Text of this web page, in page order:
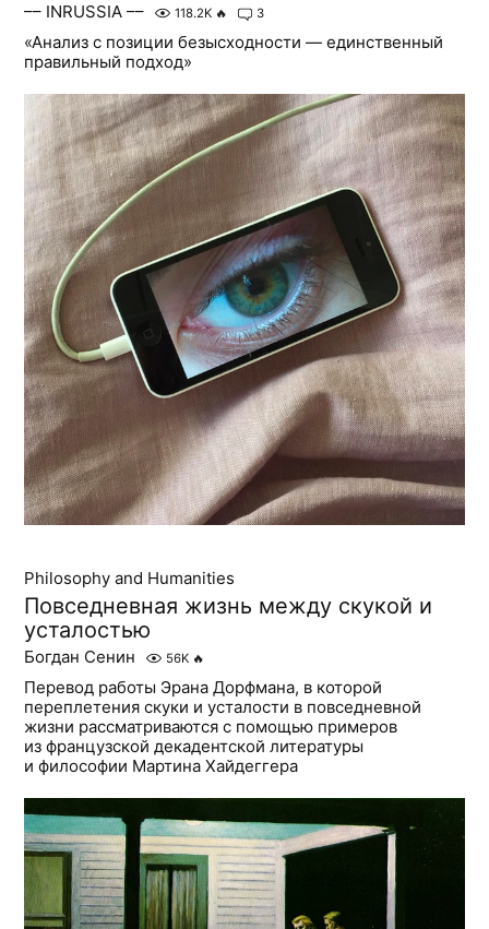
–– INRUSSIA –– 118.2K 🔥 3
«Анализ с позиции безысходности — единственный
правильный подход»
Philosophy and Humanities
Повседневная жизнь между скукой и
усталостью
Богдан Сенин 56K 🔥
Перевод работы Эрана Дорфмана, в которой
переплетения скуки и усталости в повседневной
жизни рассматриваются с помощью примеров
из французской декадентской литературы
и философии Мартина Хайдеггера